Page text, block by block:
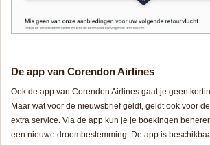
De app van Corendon Airlines
Ook de app van Corendon Airlines gaat je geen
Maar wat voor de nieuwsbrief geldt, geldt ook voor
extra service. Via de app kun je je boekingen
een nieuwe droombestemming. De app is